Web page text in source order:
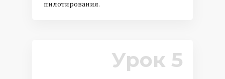
пилотирования.
Урок 5